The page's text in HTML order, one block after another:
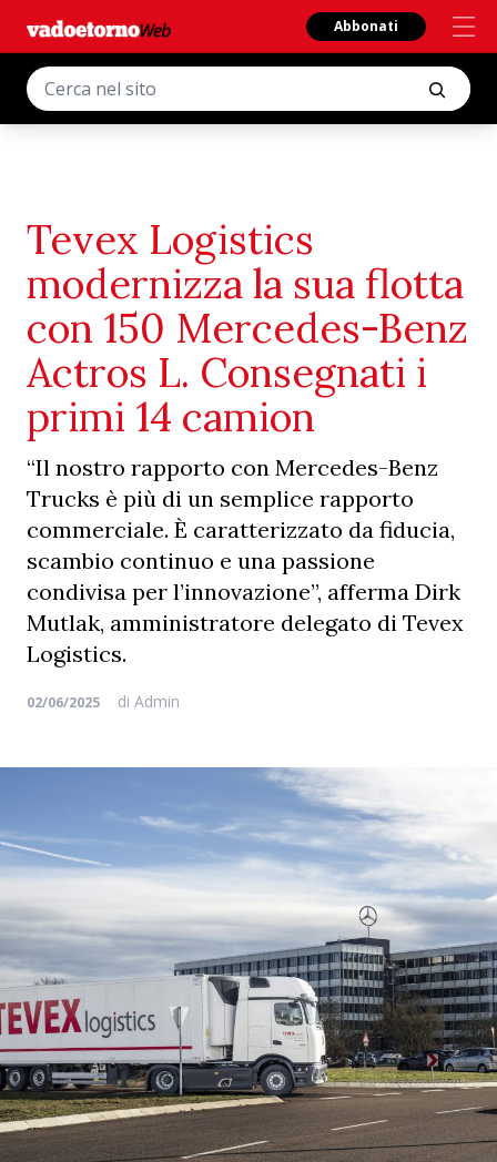
Abbonati
Tevex Logistics
modernizza la sua flotta
con 150 Mercedes-Benz
Actros L. Consegnati i
primi 14 camion
“Il nostro rapporto con Mercedes-Benz
Trucks è più di un semplice rapporto
commerciale. È caratterizzato da fiducia,
scambio continuo e una passione
condivisa per l’innovazione”, afferma Dirk
Mutlak, amministratore delegato di Tevex
Logistics.
02/06/2025 di Admin